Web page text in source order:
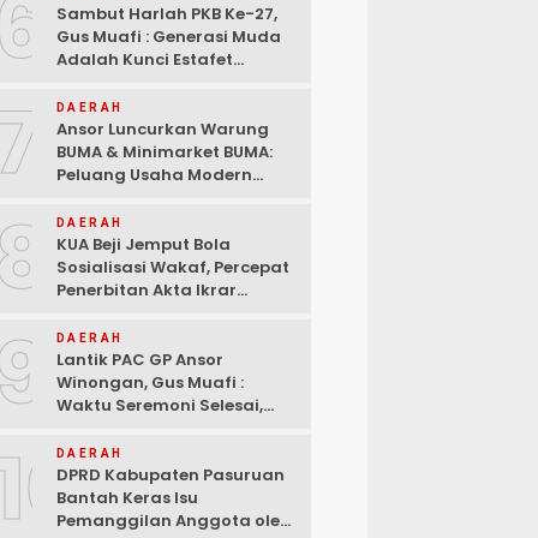
Sambut Harlah PKB Ke-27,
Gus Muafi : Generasi Muda
Adalah Kunci Estafet
Kebangkitan
DAERAH
Ansor Luncurkan Warung
BUMA & Minimarket BUMA:
Peluang Usaha Modern
dan Bank Mandiri
DAERAH
KUA Beji Jemput Bola
Sosialisasi Wakaf, Percepat
Penerbitan Akta Ikrar
DAERAH
Lantik PAC GP Ansor
Winongan, Gus Muafi :
Waktu Seremoni Selesai,
DAERAH
DPRD Kabupaten Pasuruan
Bantah Keras Isu
Pemanggilan Anggota oleh